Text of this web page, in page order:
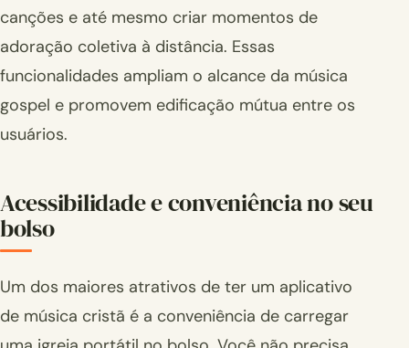
canções e até mesmo criar momentos de
adoração coletiva à distância. Essas
funcionalidades ampliam o alcance da música
gospel e promovem edificação mútua entre os
usuários.
Acessibilidade e conveniência no seu
bolso
Um dos maiores atrativos de ter um aplicativo
de música cristã é a conveniência de carregar